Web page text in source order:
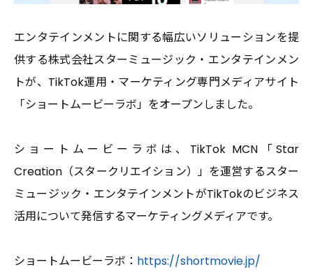
EVENT 2026.03.10
圧ねぇがBS10×17LIVEコラボ企画『Bリーグ全力応
援！バスケ魂』に特別出演決定！
エンタテインメントに関する幅広いソリューションを提
供する株式会社スターミュージック・エンタテインメン
トが、TikTok運用・マーケティング専門メディアサイト
「ショートムービーラボ」をオープンしました。
ショートムービーラボは、TikTok MCN「Star
Creation（スタークリエイション）」を運営するスター
ミュージック・エンタテインメントがTikTokのビジネス
活用について発信するマーケティングメディアです。
ショートムービーラボ： https://shortmovie.jp/